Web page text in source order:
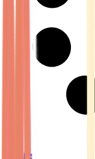
Strains